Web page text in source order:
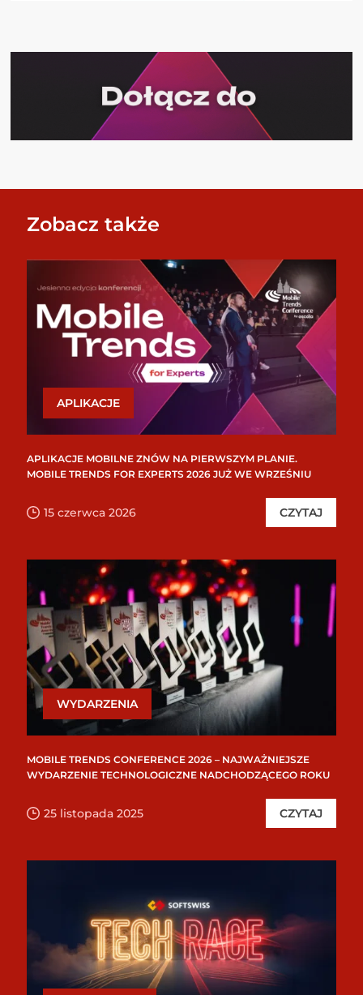
Zobacz także
APLIKACJE
APLIKACJE MOBILNE ZNÓW NA PIERWSZYM PLANIE.
MOBILE TRENDS FOR EXPERTS 2026 JUŻ WE WRZEŚNIU
15 czerwca 2026 CZYTAJ
WYDARZENIA
MOBILE TRENDS CONFERENCE 2026 – NAJWAŻNIEJSZE
WYDARZENIE TECHNOLOGICZNE NADCHODZĄCEGO ROKU
25 listopada 2025 CZYTAJ